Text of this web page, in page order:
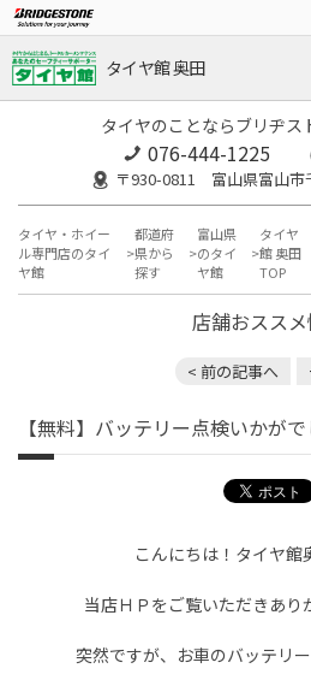
タイヤ館 奥田
タイヤのことならブリヂス
076-444-1225
〒930-0811 富山県富山市
タイヤ・ホイー
ル専門店のタイ
ヤ館
都道府
県から
探す
富山県
のタイ
ヤ館
タイヤ
館 奥田
TOP
店舗おスス
< 前の記事へ
【無料】バッテリー点検いかが
こんにちは！タイヤ館
当店ＨＰをご覧いただきあり
突然ですが、お車のバッテリ